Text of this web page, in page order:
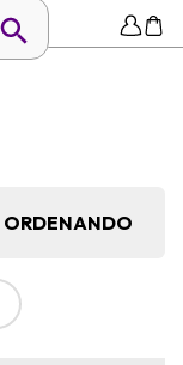
ORDENANDO